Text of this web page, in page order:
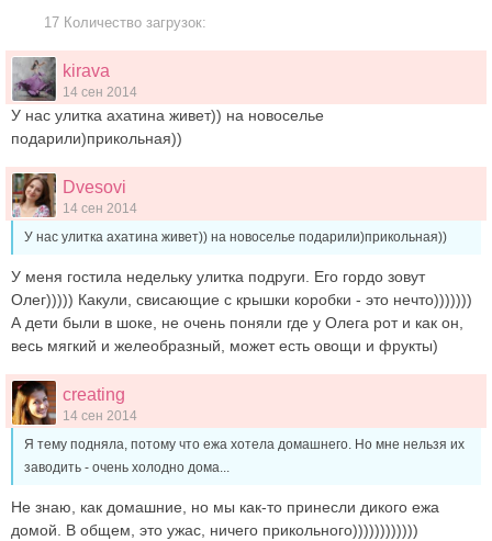
17 Количество загрузок:
kirava
14 сен 2014
У нас улитка ахатина живет)) на новоселье
подарили)прикольная))
Dvesovi
14 сен 2014
У нас улитка ахатина живет)) на новоселье подарили)прикольная))
У меня гостила недельку улитка подруги. Его гордо зовут
Олег))))) Какули, свисающие с крышки коробки - это нечто)))))))
А дети были в шоке, не очень поняли где у Олега рот и как он,
весь мягкий и желеобразный, может есть овощи и фрукты)
creating
14 сен 2014
Я тему подняла, потому что ежа хотела домашнего. Но мне нельзя их
заводить - очень холодно дома...
Не знаю, как домашние, но мы как-то принесли дикого ежа
домой. В общем, это ужас, ничего прикольного))))))))))))